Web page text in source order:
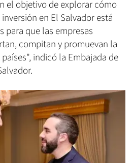
el objetivo de explorar cómo
en El Salvador está
para que las empresas
compitan y promuevan la
indicó la Embajada de